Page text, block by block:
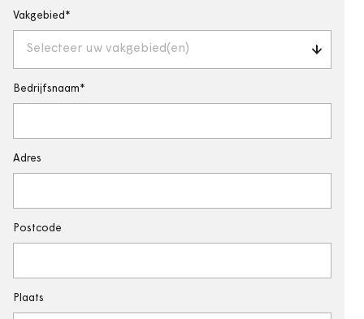
Vakgebied
Selecteer uw vakgebied(en)
Bedrijfsnaam
Adres
Postcode
Plaats